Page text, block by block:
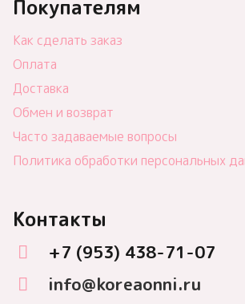
Покупателям
Как сделать заказ
Оплата
Доставка
Обмен и возврат
Часто задаваемые вопросы
Политика обработки персональных
Контакты
+7 (953) 438-71-07
info@koreaonni.ru